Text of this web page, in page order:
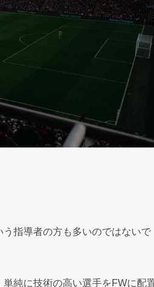
指導者の方も多いのではないで
純に技術の高い選手をFWに配